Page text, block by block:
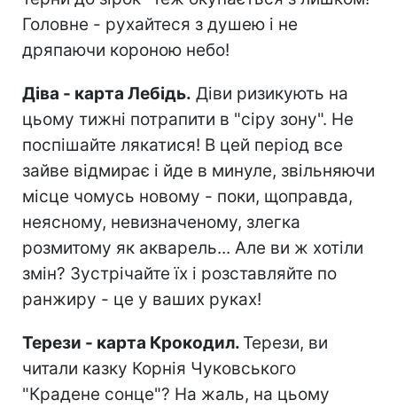
Головне - рухайтеся з душею і не
дряпаючи короною небо!
Діва - карта Лебідь. Діви ризикують на
цьому тижні потрапити в "сіру зону". Не
поспішайте лякатися! В цей період все
зайве відмирає і йде в минуле, звільняючи
місце чомусь новому - поки, щоправда,
неясному, невизначеному, злегка
розмитому як акварель... Але ви ж хотіли
змін? Зустрічайте їх і розставляйте по
ранжиру - це у ваших руках!
Терези - карта Крокодил. Терези, ви
читали казку Корнія Чуковського
"Крадене сонце"? На жаль, на цьому